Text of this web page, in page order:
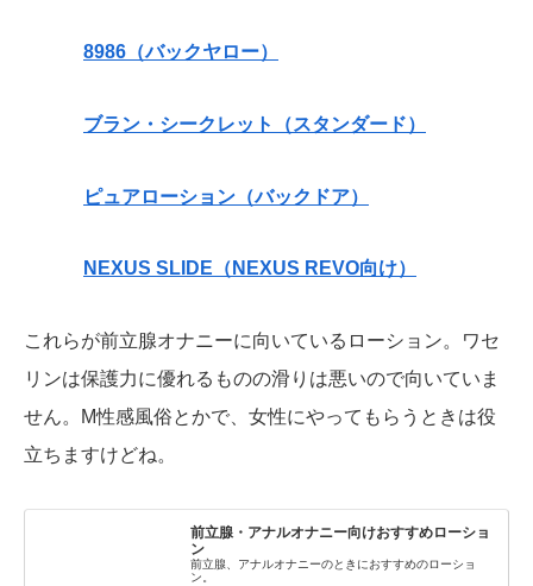
8986（バックヤロー）
ブラン・シークレット（スタンダード）
ピュアローション（バックドア）
NEXUS SLIDE（NEXUS REVO向け）
これらが前立腺オナニーに向いているローション。ワセ
リンは保護力に優れるものの滑りは悪いので向いていま
せん。M性感風俗とかで、女性にやってもらうときは役
立ちますけどね。
前立腺・アナルオナニー向けおすすめローショ
ン
前立腺、アナルオナニーのときにおすすめのローショ
ン。